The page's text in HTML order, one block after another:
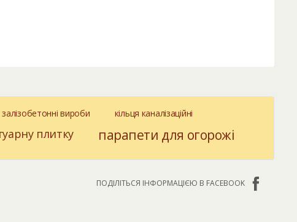
залізобетонні вироби
кільця каналізаційні
плитку парапети для огорожі
ПОДІЛІТЬСЯ ІНФОРМАЦІЄЮ В FACEBOOK